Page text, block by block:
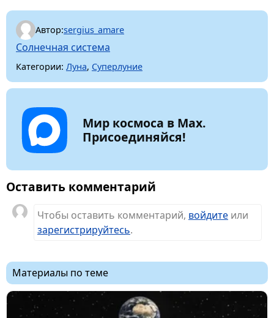
Автор:sergius_amare
Солнечная система
Категории: Луна, Суперлуние
Мир космоса в Max.
Присоединяйся!
Оставить комментарий
Чтобы оставить комментарий, войдите или
зарегистрируйтесь.
Материалы по теме